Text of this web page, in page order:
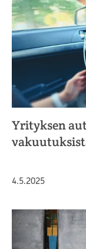
Yrityksen
Julkaistu
4.5.2025